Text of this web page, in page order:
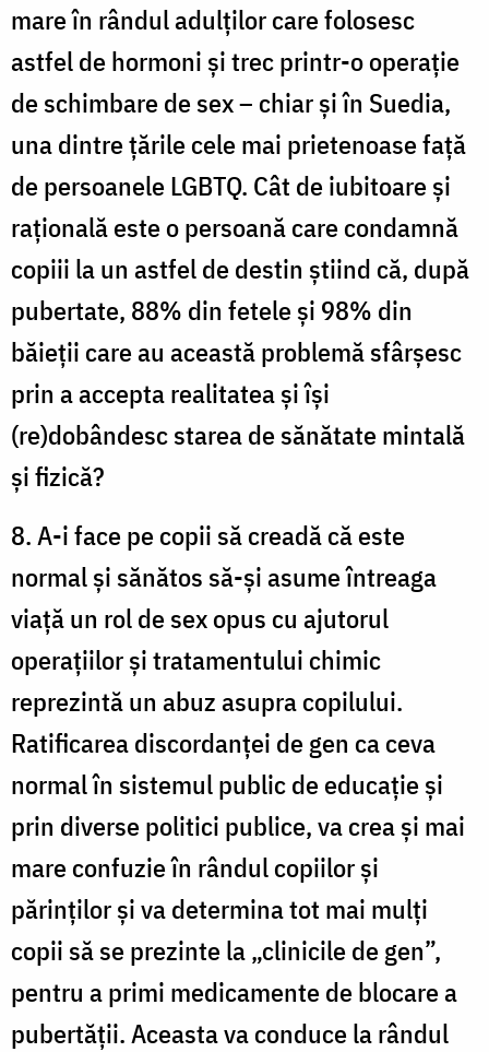
mare în rândul adulților care folosesc
astfel de hormoni și trec printr-o operație
de schimbare de sex – chiar și în Suedia,
una dintre țările cele mai prietenoase față
de persoanele LGBTQ. Cât de iubitoare și
rațională este o persoană care condamnă
copiii la un astfel de destin știind că, după
pubertate, 88% din fetele și 98% din
băieții care au această problemă sfârșesc
prin a accepta realitatea și își
(re)dobândesc starea de sănătate mintală
și fizică?
8. A-i face pe copii să creadă că este
normal și sănătos să-și asume întreaga
viață un rol de sex opus cu ajutorul
operațiilor și tratamentului chimic
reprezintă un abuz asupra copilului.
Ratificarea discordanței de gen ca ceva
normal în sistemul public de educație și
prin diverse politici publice, va crea și mai
mare confuzie în rândul copiilor și
părinților și va determina tot mai mulți
copii să se prezinte la „clinicile de gen”,
pentru a primi medicamente de blocare a
pubertății. Aceasta va conduce la rândul